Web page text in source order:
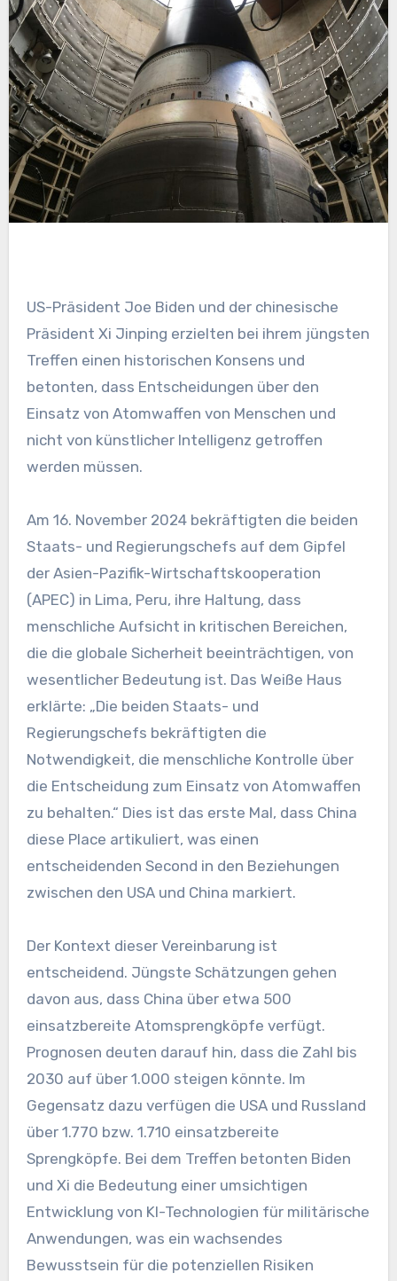
US-Präsident Joe Biden und der chinesische
Präsident Xi Jinping erzielten bei ihrem jüngsten
Treffen einen historischen Konsens und
betonten, dass Entscheidungen über den
Einsatz von Atomwaffen von Menschen und
nicht von künstlicher Intelligenz getroffen
werden müssen.
Am 16. November 2024 bekräftigten die beiden
Staats- und Regierungschefs auf dem Gipfel
der Asien-Pazifik-Wirtschaftskooperation
(APEC) in Lima, Peru, ihre Haltung, dass
menschliche Aufsicht in kritischen Bereichen,
die die globale Sicherheit beeinträchtigen, von
wesentlicher Bedeutung ist. Das Weiße Haus
erklärte: „Die beiden Staats- und
Regierungschefs bekräftigten die
Notwendigkeit, die menschliche Kontrolle über
die Entscheidung zum Einsatz von Atomwaffen
zu behalten.“ Dies ist das erste Mal, dass China
diese Place artikuliert, was einen
entscheidenden Second in den Beziehungen
zwischen den USA und China markiert.
Der Kontext dieser Vereinbarung ist
entscheidend. Jüngste Schätzungen gehen
davon aus, dass China über etwa 500
einsatzbereite Atomsprengköpfe verfügt.
Prognosen deuten darauf hin, dass die Zahl bis
2030 auf über 1.000 steigen könnte. Im
Gegensatz dazu verfügen die USA und Russland
über 1.770 bzw. 1.710 einsatzbereite
Sprengköpfe. Bei dem Treffen betonten Biden
und Xi die Bedeutung einer umsichtigen
Entwicklung von KI-Technologien für militärische
Anwendungen, was ein wachsendes
Bewusstsein für die potenziellen Risiken